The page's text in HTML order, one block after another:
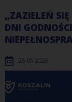
„ZAZIELEŃ
DNI
25.05.2026